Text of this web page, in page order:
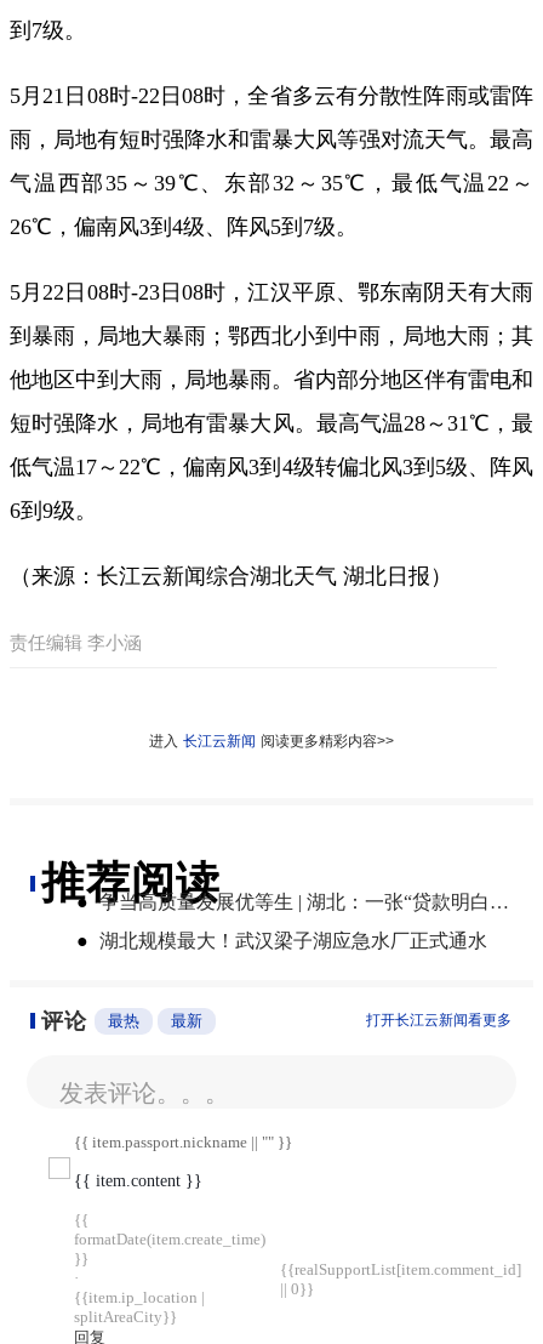
到7级。
5月21日08时-22日08时，全省多云有分散性阵雨或雷阵
雨，局地有短时强降水和雷暴大风等强对流天气。最高
气温西部35～39℃、东部32～35℃，最低气温22～
26℃，偏南风3到4级、阵风5到7级。
5月22日08时-23日08时，江汉平原、鄂东南阴天有大雨
到暴雨，局地大暴雨；鄂西北小到中雨，局地大雨；其
他地区中到大雨，局地暴雨。省内部分地区伴有雷电和
短时强降水，局地有雷暴大风。最高气温28～31℃，最
低气温17～22℃，偏南风3到4级转偏北风3到5级、阵风
6到9级。
（来源：长江云新闻综合湖北天气 湖北日报）
责任编辑 李小涵
进入 长江云新闻 阅读更多精彩内容>>
推荐阅读
●
争当高质量发展优等生 | 湖北：一张“贷款明白纸”算清融资成本账
● 湖北规模最大！武汉梁子湖应急水厂正式通水
评论 最热 最新 打开长江云新闻看更多
发表评论。。。
{{ item.passport.nickname || "" }}
{{ item.content }}
{{
formatDate(item.create_time)
}}
·
{{item.ip_location |
splitAreaCity}}
回复
{{realSupportList[item.comment_id]
|| 0}}